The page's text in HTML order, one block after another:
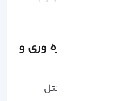
☑ مقایسه سی پی یو amd با اینتل​: بهره وری و
پردازنده‌های اینتل